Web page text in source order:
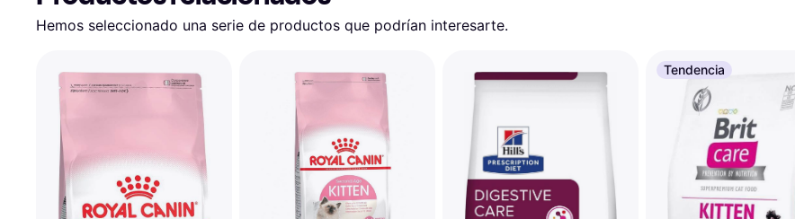
Hemos seleccionado una serie de productos que podrían interesarte.
Tendencia